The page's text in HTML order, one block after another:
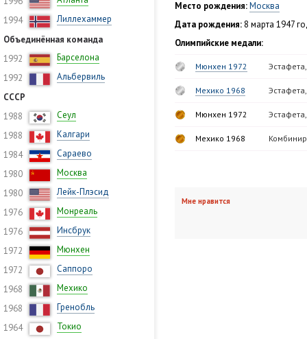
1994
Лиллехаммер
Объединённая команда
1992
Барселона
1992
Альбервиль
СССР
1988
Сеул
1988
Калгари
1984
Сараево
1980
Москва
1980
Лейк-Плэсид
1976
Монреаль
1976
Инсбрук
1972
Мюнхен
1972
Саппоро
1968
Мехико
1968
Гренобль
1964
Токио
Место рождения:Москва
Дата рождения: 8 марта 1947
Олимпийские медали:
Мюнхен 1972
Мехико 1968
Мюнхен 1972
Мехико 1968
Мне нравится